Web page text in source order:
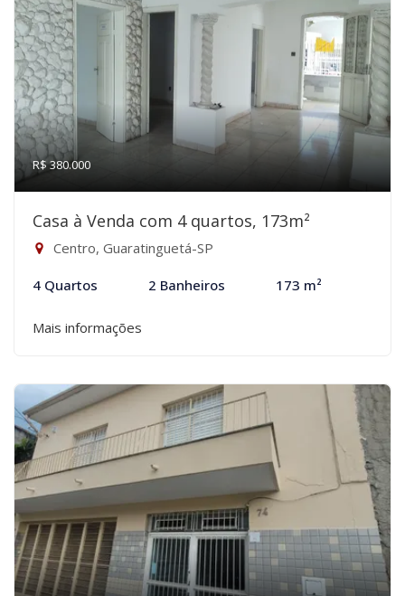
R$ 380.000
Casa à Venda com 4 quartos, 173m²
Centro, Guaratinguetá-SP
4 Quartos 2 Banheiros 173 m²
Mais informações